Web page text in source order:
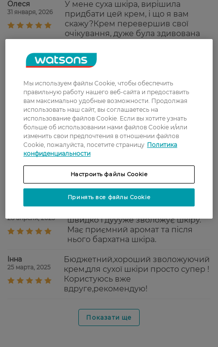
Олеся
31 января, 2026
У мене суха шкіра, вирішила
придбати цей крем, і що я вам
скажу?Крем перевершив свої
очікування, дуже була здивована
шкіра зволожена, не стягнена,
взагалі супер. Користуюсь постійно
17 сентября, 2025
Була дуже суха шкіра, вирішила
купити і спробувати цей крем. За
два використання обличчя таке
мʼяке, мені неймовірно
подобається. Запаху я ніякого
поганого не відчула, можу
сказати що його й нема. Якщо Ви
ні, як Вам він приглянувся -
відпрацьовує.
28 апреля, 2025
швидко і дуууже зволожує шкіру.
Має приємний аромат та після
нього бархатна шкіра.
Інна
25 марта, 2025
Бюджетний,хороший зволожуючий
крем,для сухої шкіри просто супер !
Користуюсь вже
вдруге,рекомендую!
Показати ще
Мы используем файлы Cookie, чтобы обеспечить
правильную работу нашего веб-сайта и предоставить
вам максимально удобные возможности. Продолжая
использовать наш сайт, вы соглашаетесь на
использование файлов Cookie. Если вы хотите узнать
больше об использовании нами файлов Cookie и/или
изменить свои предпочтения в отношении файлов
Cookie, пожалуйста, посетите страницу Политика
конфиденциальности
Настроить файлы Cookie
Принять все файлы Cookie